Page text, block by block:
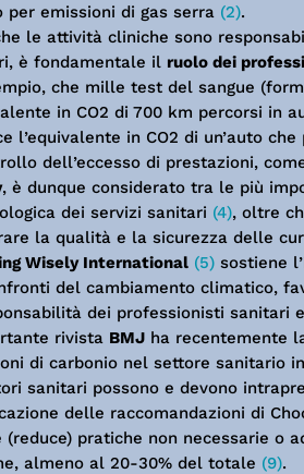
per emissioni di gas serra (2).
le attività cliniche sono
è fondamentale il ruolo dei
che mille test del sangue
in CO2 di 700 km percorsi in
l’equivalente in CO2 di un’auto
dell’eccesso di prestazioni,
, è dunque considerato tra le più
dei servizi sanitari (4), oltre
la qualità e la sicurezza delle
Wisely International (5)sostiene
del cambiamento climatico,
dei professionisti sanitari
rivista BMJha recentemente
di carbonio nel settore sanitario
sanitari possono e devono
delle raccomandazioni di
(reduce) pratiche non necessarie o
almeno al 20-30% del totale (9).